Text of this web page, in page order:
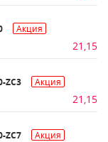
Акция
21,15
ZC3 Акция
21,15
ZC7 Акция